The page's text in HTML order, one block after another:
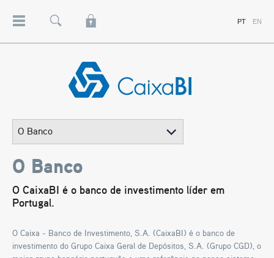
PT EN
RESEARCH
PROJETOS
CLIENTES INSTITUCIONAIS
CONTRAPARTES
GeralO Banco
O CaixaBI é o banco de investimento líder em
Portugal.
O Caixa - Banco de Investimento, S.A. (CaixaBI) é o banco de
investimento do Grupo Caixa Geral de Depósitos, S.A. (Grupo CGD), o